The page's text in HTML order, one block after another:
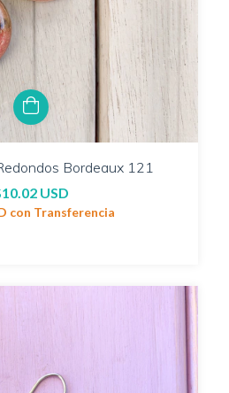
Bordeaux 121
USD
con Transferencia